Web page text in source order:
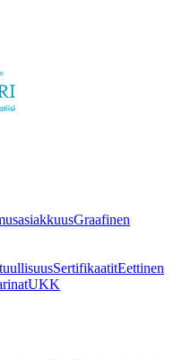
Graafinen
SertifikaatitEettinen
UKK